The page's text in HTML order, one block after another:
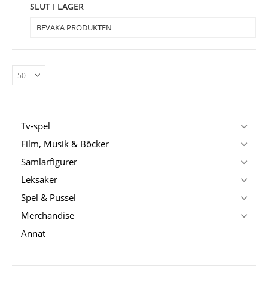
SLUT I LAGER
BEVAKA PRODUKTEN
Tv-spel
Film, Musik & Böcker
Samlarfigurer
Leksaker
Spel & Pussel
Merchandise
Annat